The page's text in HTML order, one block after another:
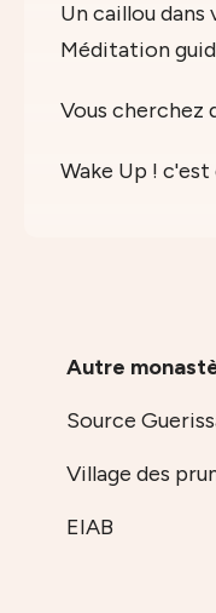
Un caillou
Méditation
Vous cherchez
Wake Up ! c'est
Autre
Source
Village des
EIAB